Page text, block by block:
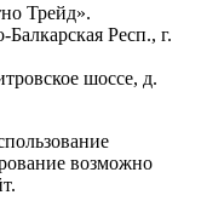
Трейд».
Респ., г.
шоссе, д.
возможно